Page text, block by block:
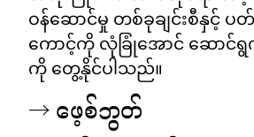
ဝန်ဆောင်မှု တစ်ခုချင်းစီနှင့်
ကောင့်ကို လုံခြုံအောင် ဆောင်
ကို တွေ့နိုင်ပါသည်။
→ ဖေ့စ်ဘွတ်